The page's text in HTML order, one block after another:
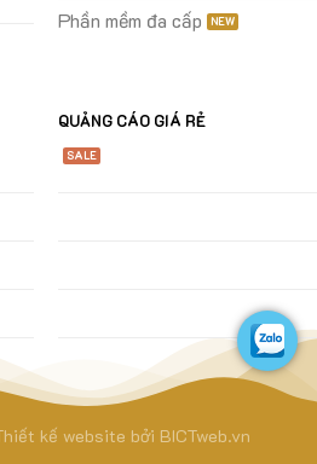
Phần mềm đa cấp
QUẢNG CÁO GIÁ RẺ
kế website bởi BICTweb.vn